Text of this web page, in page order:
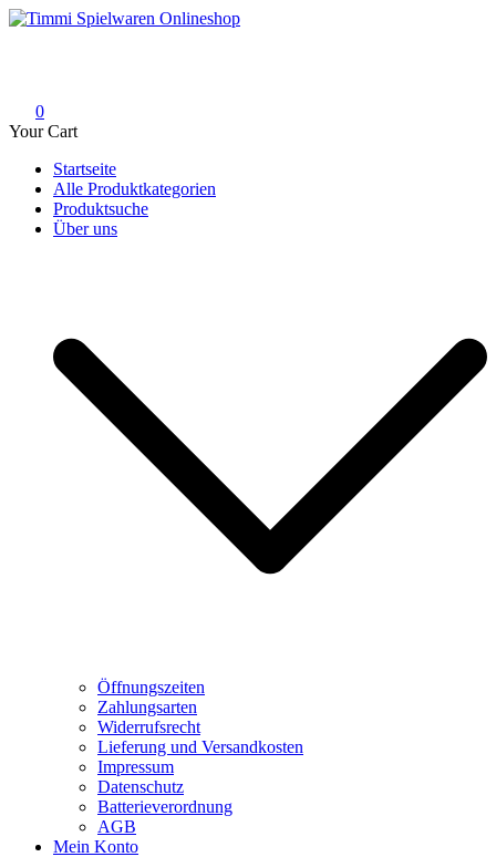
Skip
0
Your Cart
Startseite
Alle Produktkategorien
Produktsuche
Über uns
Öffnungszeiten
Zahlungsarten
Widerrufsrecht
Lieferung und Versandkosten
Impressum
Datenschutz
Batterieverordnung
AGB
Mein Konto